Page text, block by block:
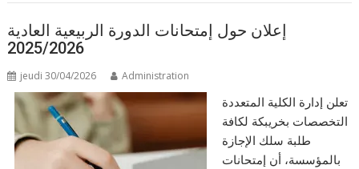
إعلان حول إمتحانات الدورة الربيعية العادية
2025/2026
jeudi 30/04/2026 Administration
تعلن إدارة الكلية المتعددة
التخصصات بخريبكة لكافة
طلبة سلك الإجازة
بالمؤسسة، أن إمتحانات